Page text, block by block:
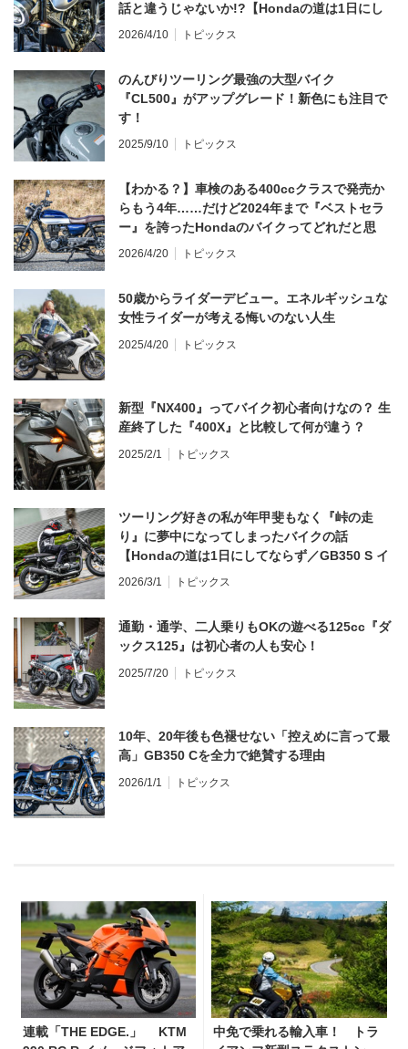
話と違うじゃないか!?【Hondaの道は1日にし
てならず／CB1000F ①第一印象 編】
2026/4/10 トピックス
のんびりツーリング最強の大型バイク
『CL500』がアップグレード！新色にも注目で
す！
2025/9/10 トピックス
【わかる？】車検のある400ccクラスで発売か
らもう4年……だけど2024年まで『ベストセラ
ー』を誇ったHondaのバイクってどれだと思
う？
2026/4/20 トピックス
50歳からライダーデビュー。エネルギッシュな
女性ライダーが考える悔いのない人生
2025/4/20 トピックス
新型『NX400』ってバイク初心者向けなの？ 生
産終了した『400X』と比較して何が違う？
2025/2/1 トピックス
ツーリング好きの私が年甲斐もなく『峠の走
り』に夢中になってしまったバイクの話
【Hondaの道は1日にしてならず／GB350 S イ
ンプレ・レビュー 前編】
2026/3/1 トピックス
通勤・通学、二人乗りもOKの遊べる125cc『ダ
ックス125』は初心者の人も安心！
2025/7/20 トピックス
10年、20年後も色褪せない「控えめに言って最
高」GB350 Cを全力で絶賛する理由
2026/1/1 トピックス
連載「THE EDGE.」 KTM
中免で乗れる輸入車！ トラ